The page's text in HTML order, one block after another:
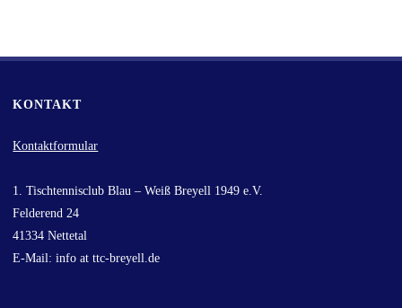
KONTAKT
Kontaktformular
1. Tischtennisclub Blau – Weiß Breyell 1949 e.V.
Felderend 24
41334 Nettetal
E-Mail: info at ttc-breyell.de